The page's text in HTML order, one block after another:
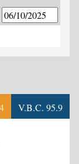
V.B.C. 95.9